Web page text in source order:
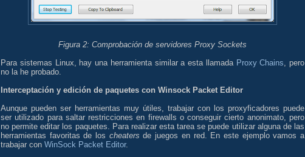
Figura 2: Comprobación de servidores Proxy Sockets
Para sistemas Linux, hay una herramienta similar a esta llamada Proxy Chains , pero
no la he probado.
Interceptación y edición de paquetes con Winsock Packet Editor
Aunque pueden ser herramientas muy útiles, trabajar con los proxyficadores puede
ser utilizado para saltar restricciones en firewalls o conseguir cierto anonimato, pero
no permite editar los paquetes. Para realizar esta tarea se puede utilizar alguna de las
herramientas favoritas de los cheaters de juegos en red. En este ejemplo vamos a
trabajar con WinSock Packet Editor.